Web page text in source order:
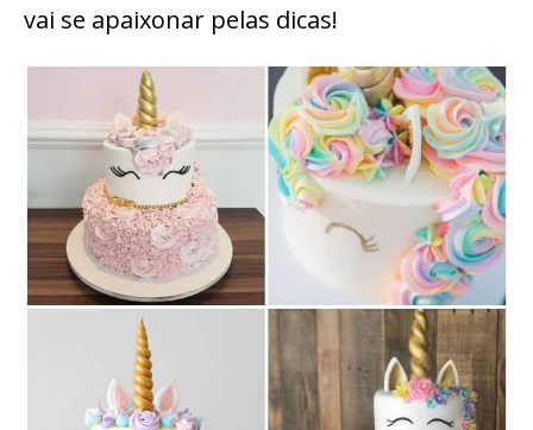
vai se apaixonar pelas dicas!